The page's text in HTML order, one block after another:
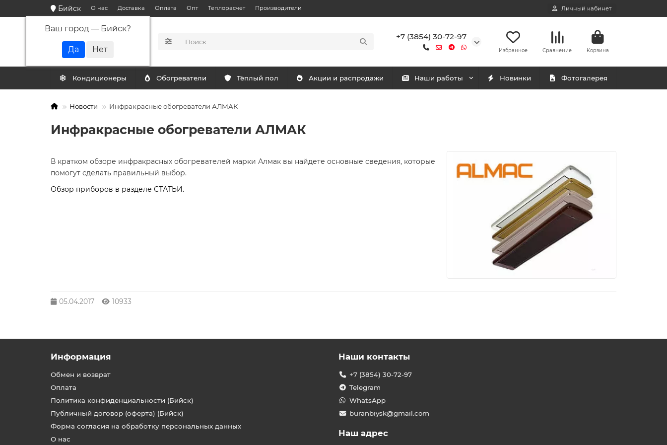
Бийск
Ваш город — Бийск?
О нас Доставка Оплата Опт Теплорасчет Производители Личный кабинет
+7 (3854) 30-72-97
Избранное Сравнение Корзина
Кондиционеры Обогреватели Тёплый пол Акции и распродажи Наши работы Новинки Фотогалерея
Новости Инфракрасные обогреватели АЛМАК
Инфракрасные обогреватели АЛМАК
В кратком обзоре инфракрасных обогревателей марки Алмак вы найдете основные сведения, которые
помогут сделать правильный выбор.
Обзор приборов в разделе СТАТЬИ.
05.04.2017 10933
Информация
Обмен и возврат
Оплата
Политика конфиденциальности (Бийск)
Публичный договор (оферта) (Бийск)
Форма согласия на обработку персональных данных
О нас
Наши контакты
+7 (3854) 30-72-97
Telegram
WhatsApp
buranbiysk@gmail.com
Наш адрес